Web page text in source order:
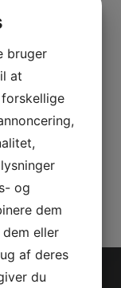
PARTNER
bruger
at
og
dem
eller
af deres
du